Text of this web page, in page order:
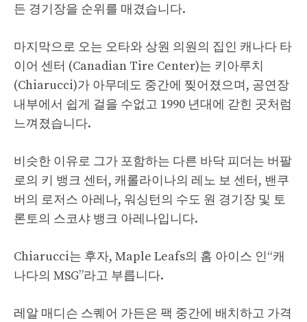
든 경기장을 순위를 매겼습니다.
마지막으로 오는 오타와 상원 의원의 집인 캐나다 타
이어 센터 (Canadian Tire Center)는 키아루치
(Chiarucci)가 아무데도 중간에 찢어졌으며, 공연장
내부에서 쉽게 걸을 수없고 1990 년대에 갇힌 곳처럼
느껴졌습니다.
비슷한 이유로 그가 포함하는 다른 바닥 피더는 버팔
로의 키 뱅크 센터, 캐롤라이나의 레노 보 센터, 밴쿠
버의 로저스 아레나, 워싱턴의 수도 원 경기장 및 토
론토의 스코샤 뱅크 아레나입니다.
Chiarucci는 후자, Maple Leafs의 홈 아이스 인“캐
나다의 MSG”라고 부릅니다.
레알 매디슨 스퀘어 가든은 팩 중간에 배치하고 가격